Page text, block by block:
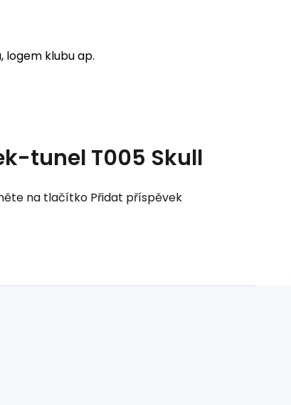
logem klubu ap.
tunel T005 Skull
na tlačítko Přidat příspěvek